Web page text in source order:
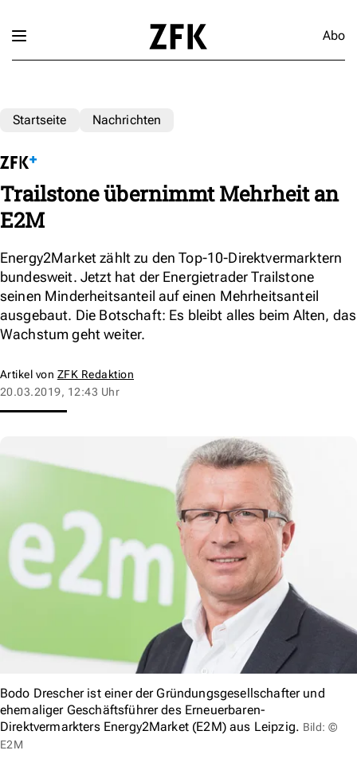
Abo
Startseite Nachrichten
Trailstone übernimmt Mehrheit an
E2M
Energy2Market zählt zu den Top-10-Direktvermarktern
bundesweit. Jetzt hat der Energietrader Trailstone
seinen Minderheitsanteil auf einen Mehrheitsanteil
ausgebaut. Die Botschaft: Es bleibt alles beim Alten, das
Wachstum geht weiter.
Artikel von ZFK Redaktion
20.03.2019, 12:43 Uhr
Bodo Drescher ist einer der Gründungsgesellschafter und
ehemaliger Geschäftsführer des Erneuerbaren-
Direktvermarkters Energy2Market (E2M) aus Leipzig. Bild: ©
E2M